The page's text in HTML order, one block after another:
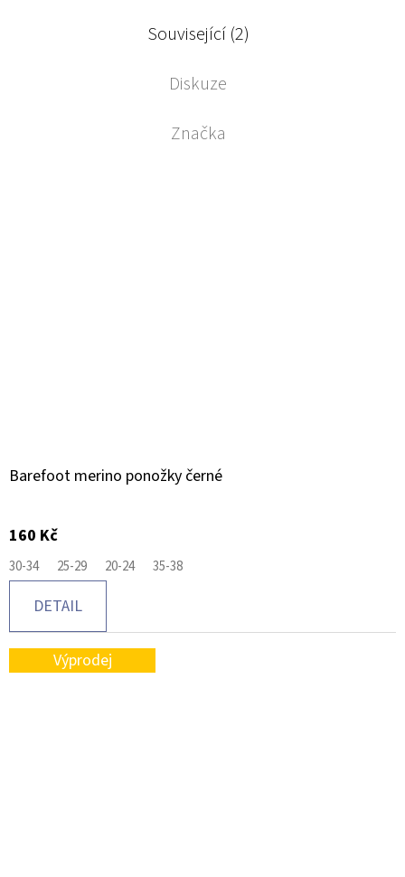
Související (2)
Diskuze
Značka
Barefoot merino ponožky černé
160 Kč
30-34 25-29 20-24 35-38
DETAIL
Výprodej